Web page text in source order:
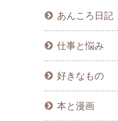
あんころ日記
仕事と悩み
好きなもの
本と漫画